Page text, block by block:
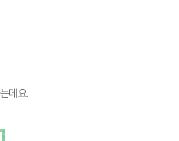
데요.